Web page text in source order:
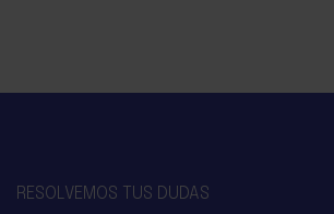
RESOLVEMOS TUS DUDAS